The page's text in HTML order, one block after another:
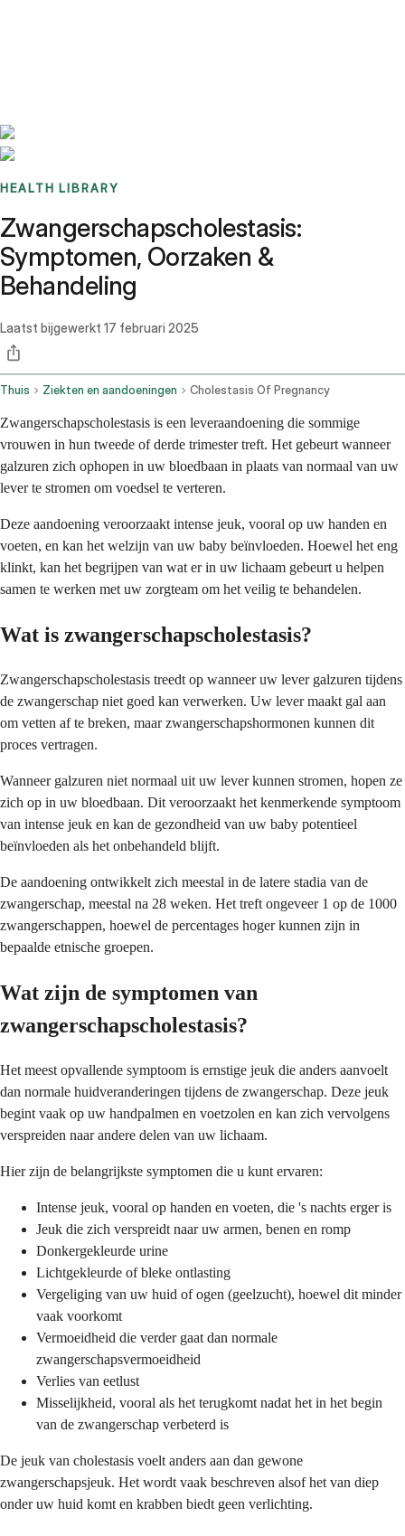
HEALTH LIBRARY
Zwangerschapscholestasis:
Symptomen, Oorzaken &
Behandeling
Laatst bijgewerkt 17 februari 2025
Thuis Ziekten en aandoeningen Cholestasis Of Pregnancy
Zwangerschapscholestasis is een leveraandoening die sommige
vrouwen in hun tweede of derde trimester treft. Het gebeurt wanneer
galzuren zich ophopen in uw bloedbaan in plaats van normaal van uw
lever te stromen om voedsel te verteren.
Deze aandoening veroorzaakt intense jeuk, vooral op uw handen en
voeten, en kan het welzijn van uw baby beïnvloeden. Hoewel het eng
klinkt, kan het begrijpen van wat er in uw lichaam gebeurt u helpen
samen te werken met uw zorgteam om het veilig te behandelen.
Wat is zwangerschapscholestasis?
Zwangerschapscholestasis treedt op wanneer uw lever galzuren tijdens
de zwangerschap niet goed kan verwerken. Uw lever maakt gal aan
om vetten af te breken, maar zwangerschapshormonen kunnen dit
proces vertragen.
Wanneer galzuren niet normaal uit uw lever kunnen stromen, hopen ze
zich op in uw bloedbaan. Dit veroorzaakt het kenmerkende symptoom
van intense jeuk en kan de gezondheid van uw baby potentieel
beïnvloeden als het onbehandeld blijft.
De aandoening ontwikkelt zich meestal in de latere stadia van de
zwangerschap, meestal na 28 weken. Het treft ongeveer 1 op de 1000
zwangerschappen, hoewel de percentages hoger kunnen zijn in
bepaalde etnische groepen.
Wat zijn de symptomen van
zwangerschapscholestasis?
Het meest opvallende symptoom is ernstige jeuk die anders aanvoelt
dan normale huidveranderingen tijdens de zwangerschap. Deze jeuk
begint vaak op uw handpalmen en voetzolen en kan zich vervolgens
verspreiden naar andere delen van uw lichaam.
Hier zijn de belangrijkste symptomen die u kunt ervaren:
Intense jeuk, vooral op handen en voeten, die 's nachts erger is
Jeuk die zich verspreidt naar uw armen, benen en romp
Donkergekleurde urine
Lichtgekleurde of bleke ontlasting
Vergeliging van uw huid of ogen (geelzucht), hoewel dit minder
vaak voorkomt
Vermoeidheid die verder gaat dan normale
zwangerschapsvermoeidheid
Verlies van eetlust
Misselijkheid, vooral als het terugkomt nadat het in het begin
van de zwangerschap verbeterd is
De jeuk van cholestasis voelt anders aan dan gewone
zwangerschapsjeuk. Het wordt vaak beschreven alsof het van diep
onder uw huid komt en krabben biedt geen verlichting.